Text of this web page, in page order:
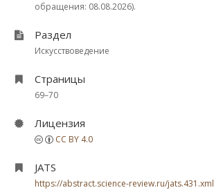
обращения: 08.08.2026).
Раздел
Искусствоведение
Страницы
69–70
Лицензия
CC BY 4.0
JATS
https://abstract.science-review.ru/jats.431.xml